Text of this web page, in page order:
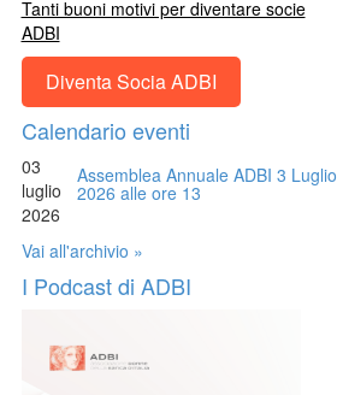
Tanti buoni motivi per diventare socie
ADBI
Diventa Socia ADBI
Calendario eventi
03
luglio
2026
Assemblea Annuale ADBI 3 Luglio
2026 alle ore 13
Vai all'archivio »
I Podcast di ADBI